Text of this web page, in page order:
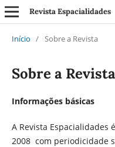
Revista Espacialidades
Início / Sobre a Revista
Sobre a Revista
Informações básicas
A Revista Espacialidades
2008 com periodicidade